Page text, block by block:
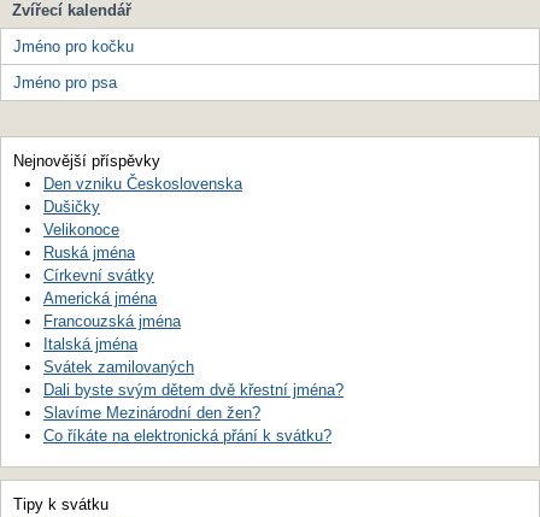
Zvířecí kalendář
Jméno pro kočku
Jméno pro psa
Nejnovější příspěvky
Den vzniku Československa
Dušičky
Velikonoce
Ruská jména
Církevní svátky
Americká jména
Francouzská jména
Italská jména
Svátek zamilovaných
Dali byste svým dětem dvě křestní jména?
Slavíme Mezinárodní den žen?
Co říkáte na elektronická přání k svátku?
Tipy k svátku